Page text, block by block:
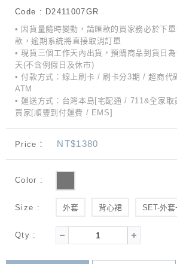
Code : D2411007GR
• 因貨量隨時變動，請匯款的買家務必於下
款，逾期系統將直接取消訂單
• 現貨三個工作天內出貨，預購商品到貨日
天(不含例假日及休市)
• 付款方式：線上刷卡 / 刷卡分3期 / 超商代
ATM
• 運送方式：台灣本島[宅配通 / 711&全家
買家[順豐到付運費 / EMS]
Price： NT$1380
Color :
Size : 外套 背心裙 SET-外
Qty :